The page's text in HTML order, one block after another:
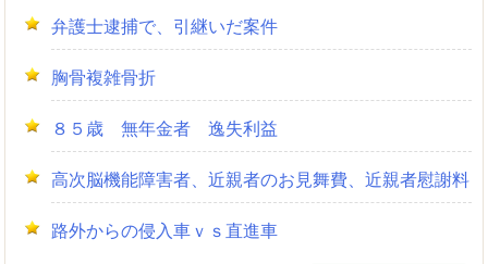
弁護士逮捕で、引継いだ案件
胸骨複雑骨折
８５歳 無年金者 逸失利益
高次脳機能障害者、近親者のお見舞費、近親者慰謝料
路外からの侵入車ｖｓ直進車